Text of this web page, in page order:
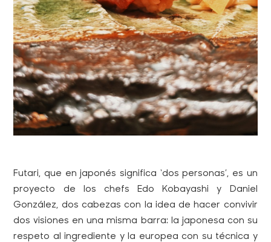
Futari, que en japonés significa ‘dos personas’, es un
proyecto de los chefs Edo Kobayashi y Daniel
González, dos cabezas con la idea de hacer convivir
dos visiones en una misma barra: la japonesa con su
respeto al ingrediente y la europea con su técnica y